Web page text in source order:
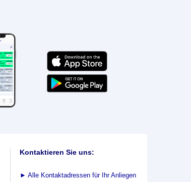
Kontaktieren Sie uns:
► Alle Kontaktadressen für Ihr Anliegen